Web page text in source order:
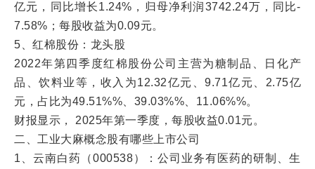
亿元，同比增长1.24%，归母净利润3742.24万，同比-
7.58%；每股收益为0.09元。
5、红棉股份：龙头股
2022年第四季度红棉股份公司主营为糖制品、日化产
品、饮料业等，收入为12.32亿元、9.71亿元、2.75亿
元，占比为49.51%%、39.03%%、11.06%%。
财报显示， 2025年第一季度，每股收益0.01元。
二、工业大麻概念股有哪些上市公司
1、云南白药（000538）：公司业务有医药的研制、生